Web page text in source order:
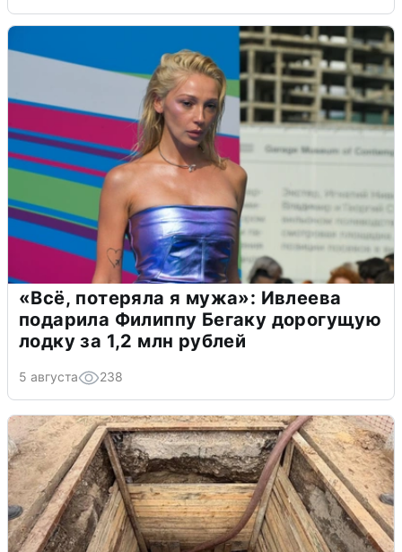
«Всё, потеряла я мужа»: Ивлеева
подарила Филиппу Бегаку дорогущую
лодку за 1,2 млн рублей
5 августа 238